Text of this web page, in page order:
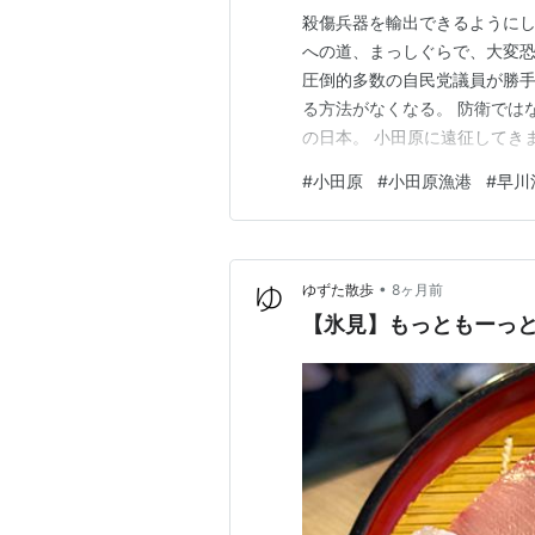
殺傷兵器を輸出できるように
への道、まっしぐらで、大変
圧倒的多数の自民党議員が勝
る方法がなくなる。 防衛では
の日本。 小田原に遠征してき
どいいんです。 早朝からオ
した。 魚市場食堂に着いたの
#小田原 #小田原漁港 #早川
ゆずた散歩 • 8ヶ月前
【氷見】もっともーっ